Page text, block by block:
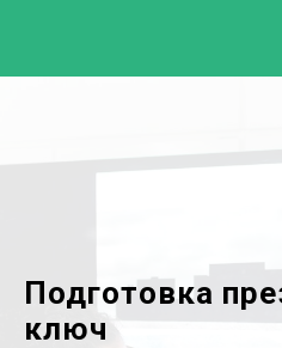
Подготовка
ключ